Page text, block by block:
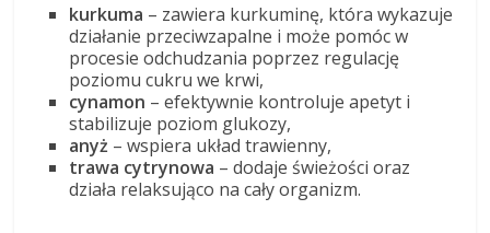
kurkuma – zawiera kurkuminę, która wykazuje
działanie przeciwzapalne i może pomóc w
procesie odchudzania poprzez regulację
poziomu cukru we krwi,
cynamon – efektywnie kontroluje apetyt i
stabilizuje poziom glukozy,
anyż – wspiera układ trawienny,
trawa cytrynowa – dodaje świeżości oraz
działa relaksująco na cały organizm.